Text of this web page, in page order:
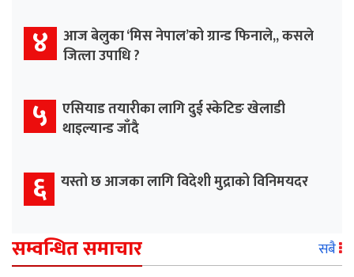
४
आज बेलुका ‘मिस नेपाल’को ग्रान्ड फिनाले,, कसले
जित्ला उपाधि ?
५
एसियाड तयारीका लागि दुई स्केटिङ खेलाडी
थाइल्यान्ड जाँदै
६ यस्तो छ आजका लागि विदेशी मुद्राको विनिमयदर
सम्वन्धित समाचार सबै